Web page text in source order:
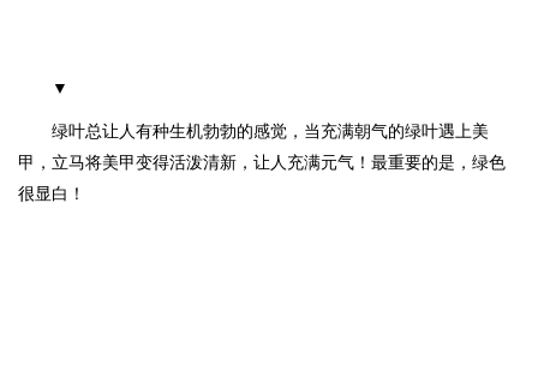
▼
绿叶总让人有种生机勃勃的感觉，当充满朝气的绿叶遇上美
甲，立马将美甲变得活泼清新，让人充满元气！最重要的是，绿色
很显白！